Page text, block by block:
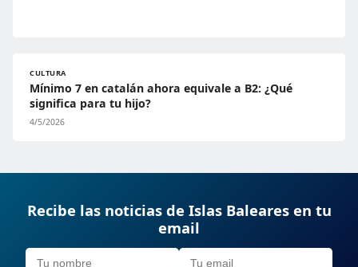
CULTURA
Mínimo 7 en catalán ahora equivale a B2: ¿Qué
significa para tu hijo?
4/5/2026
Recibe las noticias de Islas Baleares en tu
email